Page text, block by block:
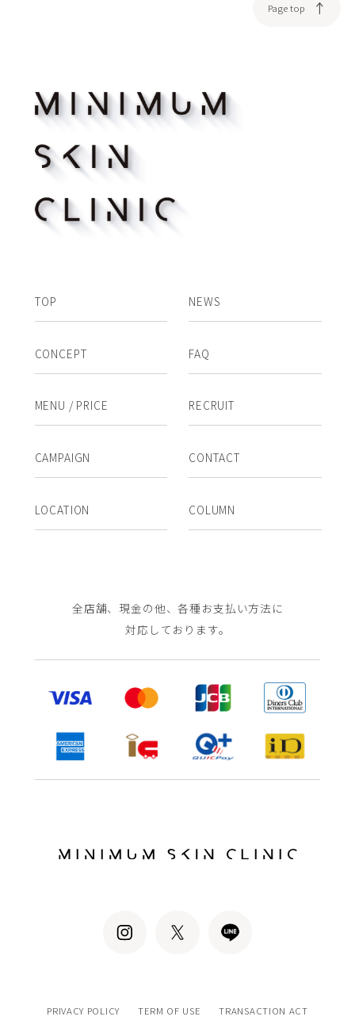
Page top
TOP
CONCEPT
MENU / PRICE
CAMPAIGN
LOCATION
NEWS
FAQ
RECRUIT
CONTACT
COLUMN
全店舗、現金の他、各種お支払い方法に
対応しております。
PRIVACY POLICY TERM OF USE TRANSACTION ACT